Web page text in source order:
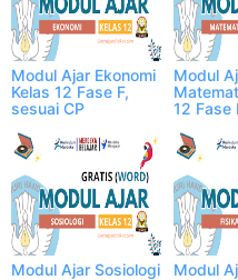
Modul Ajar Ekonomi
Kelas 12 Fase F,
sesuai CP
Modul
12 Fase
Modul Ajar Sosiologi
Modul